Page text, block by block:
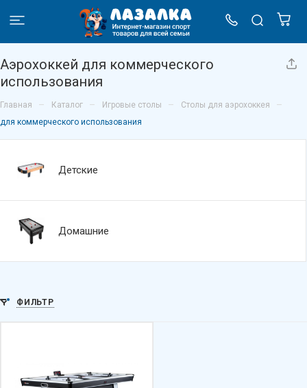
Аэрохоккей для коммерческого
использования
Главная – Каталог – Игровые столы – Столы для аэрохоккея –
для коммерческого использования
Детские
Домашние
ФИЛЬТР